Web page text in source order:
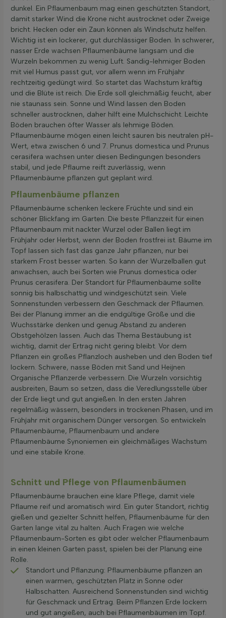
dunkel. Ein Pflaumenbaum mag einen geschützten Standort,
damit starker Wind die Krone nicht austrocknet oder Zweige
bricht. Hecken oder ein Zaun können als Windschutz helfen.
Wichtig ist ein lockerer, gut durchlässiger Boden. In schwerer,
nasser Erde wachsen Pflaumenbäume langsam und die
Wurzeln bekommen zu wenig Luft. Sandig-lehmiger Boden
mit viel Humus passt gut, vor allem wenn im Frühjahr
rechtzeitig gedüngt wird. So startet das Wachstum kräftig
und die Blüte ist reich. Die Erde soll gleichmäßig feucht, aber
nie staunass sein. Sonne und Wind lassen den Boden
schneller austrocknen, daher hilft eine Mulchschicht. Leichte
Böden brauchen öfter Wasser als lehmige Böden.
Pflaumenbäume mögen einen leicht sauren bis neutralen pH-
Wert, etwa zwischen 6 und 7. Prunus domestica und Prunus
cerasifera wachsen unter diesen Bedingungen besonders
stabil, und jede Pflaume reift zuverlässig, wenn
Pflaumenbäume pflanzen gut geplant wird.
Pflaumenbäume pflanzen
Pflaumenbäume schenken leckere Früchte und sind ein
schöner Blickfang im Garten. Die beste Pflanzzeit für einen
Pflaumenbaum mit nackter Wurzel oder Ballen liegt im
Frühjahr oder Herbst, wenn der Boden frostfrei ist. Bäume im
Topf lassen sich fast das ganze Jahr pflanzen, nur bei
starkem Frost besser warten. So kann der Wurzelballen gut
anwachsen, auch bei Sorten wie Prunus domestica oder
Prunus cerasifera. Der Standort für Pflaumenbäume sollte
sonnig bis halbschattig und windgeschützt sein. Viele
Sonnenstunden verbessern den Geschmack der Pflaumen.
Bei der Planung immer an die endgültige Größe und die
Wuchsstärke denken und genug Abstand zu anderen
Obstgehölzen lassen. Auch das Thema Bestäubung ist
wichtig, damit der Ertrag nicht gering bleibt. Vor dem
Pflanzen ein großes Pflanzloch ausheben und den Boden tief
lockern. Schwere, nasse Böden mit Sand und Heijnen
Organische Pflanzerde verbessern. Die Wurzeln vorsichtig
ausbreiten, Baum so setzen, dass die Veredlungsstelle über
der Erde liegt und gut angießen. In den ersten Jahren
regelmäßig wässern, besonders in trockenen Phasen, und im
Frühjahr mit organischem Dünger versorgen. So entwickeln
Pflaumenbäume, Pflaumenbaum und andere
Pflaumenbäume Synoniemen ein gleichmäßiges Wachstum
und eine stabile Krone.
Schnitt und Pflege von Pflaumenbäumen
Pflaumenbäume brauchen eine klare Pflege, damit viele
Pflaume reif und aromatisch wird. Ein guter Standort, richtig
gießen und gezielter Schnitt helfen, Pflaumenbäume für den
Garten lange vital zu halten. Auch Fragen wie welche
Pflaumenbaum-Sorten es gibt oder welcher Pflaumenbaum
in einen kleinen Garten passt, spielen bei der Planung eine
Rolle.
Standort und Pflanzung: Pflaumenbäume pflanzen an
einen warmen, geschützten Platz in Sonne oder
Halbschatten. Ausreichend Sonnenstunden sind wichtig
für Geschmack und Ertrag. Beim Pflanzen Erde lockern
und gut angießen, auch bei Pflaumenbäumen im Topf.